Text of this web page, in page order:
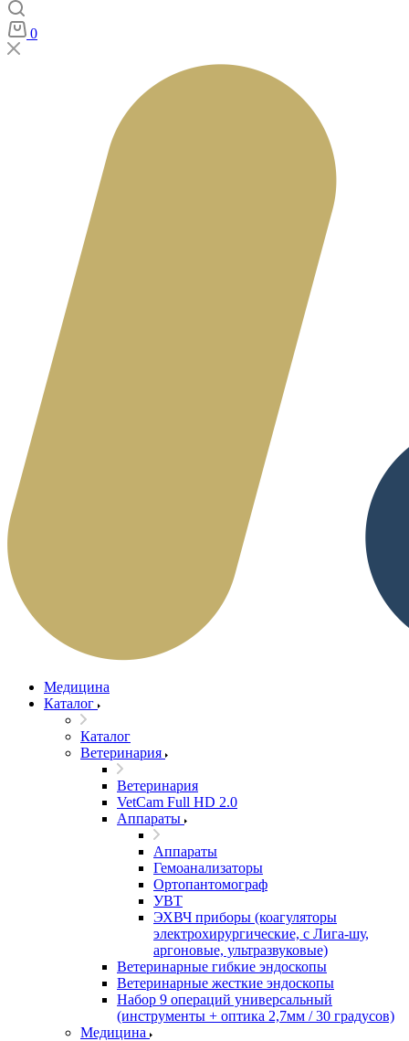
0
Медицина
Каталог
Каталог
Ветеринария
Ветеринария
VetCam Full HD 2.0
Аппараты
Аппараты
Гемоанализаторы
Ортопантомограф
УВТ
ЭХВЧ приборы (коагуляторы
электрохирургические, с Лига-шу,
аргоновые, ультразвуковые)
Ветеринарные гибкие эндоскопы
Ветеринарные жесткие эндоскопы
Набор 9 операций универсальный
(инструменты + оптика 2,7мм / 30 градусов)
Медицина